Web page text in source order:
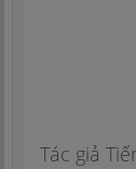
Tác giả